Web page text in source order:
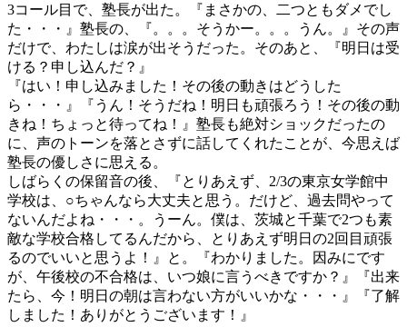
3コール目で、塾長が出た。『まさかの、二つともダメでし
た・・・』塾長の、『。。。そうかー。。。うん。』その声
だけで、わたしは涙が出そうだった。そのあと、『明日は受
ける？申し込んだ？』
『はい！申し込みました！その後の動きはどうした
ら・・・』『うん！そうだね！明日も頑張ろう！その後の動
きね！ちょっと待ってね！』塾長も絶対ショックだったの
に、声のトーンを落とさずに話してくれたことが、今思えば
塾長の優しさに思える。
しばらくの保留音の後、『とりあえず、2/3の東京女学館中
学校は、○ちゃんなら大丈夫と思う。だけど、過去問やって
ないんだよね・・・。うーん。僕は、茨城と千葉で2つも素
敵な学校合格してるんだから、とりあえず明日の2回目頑張
るのでいいと思うよ！』と。『わかりました。因みにです
が、午後校の不合格は、いつ娘に言うべきですか？』『出来
たら、今！明日の朝は言わない方がいいかな・・・』『了解
しました！ありがとうございます！』